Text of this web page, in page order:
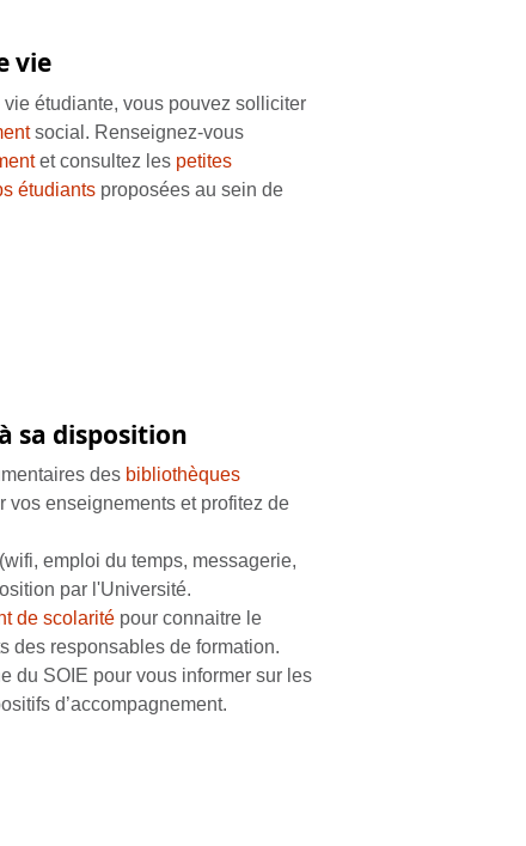
vie
étudiante, vous pouvez solliciter
social. Renseignez-vous
et consultez les petites
étudiants proposées au sein de
sa disposition
des bibliothèques
vos enseignements et profitez de
emploi du temps, messagerie,
par l'Université.
de scolaritépour connaitre le
des responsables de formation.
du SOIE pour vous informer sur les
d’accompagnement.